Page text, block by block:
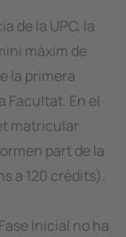
de la UPC, la
màxim de
la primera
Facultat. En el
matricular
part de la
a 120 crèdits).
Inicial no ha